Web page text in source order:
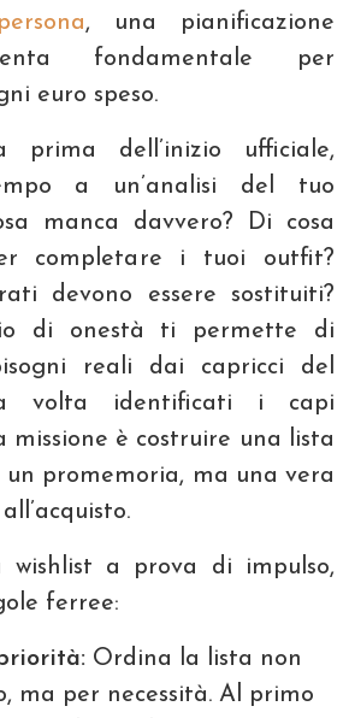
, una pianificazione
fondamentale per
euro speso.
prima dell’inizio ufficiale,
a un’analisi del tuo
manca davvero? Di cosa
completare i tuoi outfit?
devono essere sostituiti?
di onestà ti permette di
reali dai capricci del
volta identificati i capi
missione è costruire una lista
un promemoria, ma una vera
wishlist a prova di impulso,
ferree:
Ordina la lista non
ma per necessità. Al primo